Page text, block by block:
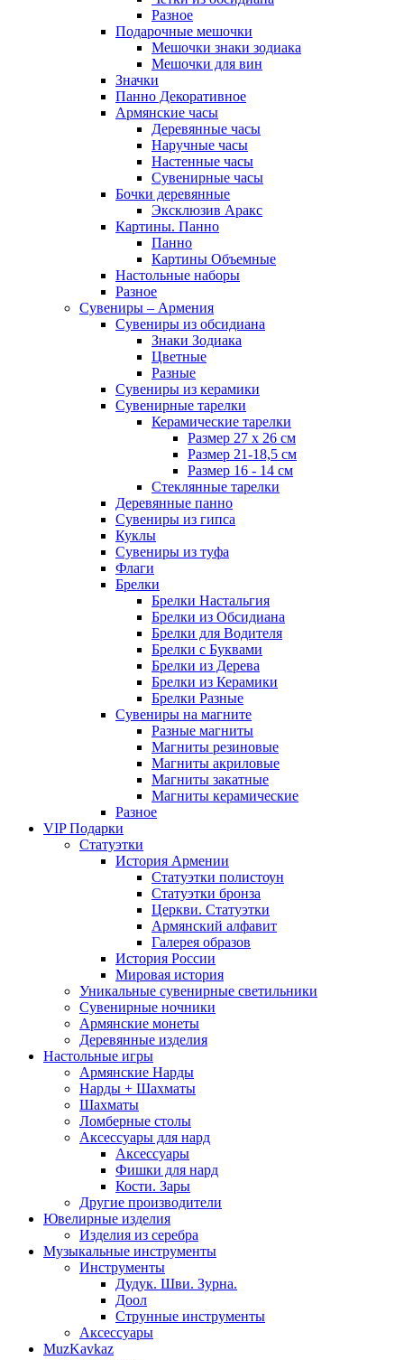
Разное
Подарочные мешочки
Мешочки знаки зодиака
Мешочки для вин
Значки
Панно Декоративное
Армянские часы
Деревянные часы
Наручные часы
Настенные часы
Сувенирные часы
Бочки деревянные
Эксклюзив Аракс
Картины. Панно
Панно
Картины Объемные
Настольные наборы
Разное
Сувениры – Армения
Сувениры из обсидиана
Знаки Зодиака
Цветные
Разные
Сувениры из керамики
Сувенирные тарелки
Керамические тарелки
Размер 27 х 26 см
Размер 21-18,5 см
Размер 16 - 14 см
Стеклянные тарелки
Деревянные панно
Сувениры из гипса
Куклы
Сувениры из туфа
Флаги
Брелки
Брелки Настальгия
Брелки из Обсидиана
Брелки для Водителя
Брелки с Буквами
Брелки из Дерева
Брелки из Керамики
Брелки Разные
Сувениры на магните
Разные магниты
Магниты резиновые
Магниты акриловые
Магниты закатные
Магниты керамические
Разное
VIP Подарки
Статуэтки
История Армении
Статуэтки полистоун
Статуэтки бронза
Церкви. Статуэтки
Армянский алфавит
Галерея образов
История России
Мировая история
Уникальные сувенирные светильники
Сувенирные ночники
Армянские монеты
Деревянные изделия
Настольные игры
Армянские Нарды
Нарды + Шахматы
Шахматы
Ломберные столы
Аксессуары для нард
Аксессуары
Фишки для нард
Кости. Зары
Другие производители
Ювелирные изделия
Изделия из серебра
Музыкальные инструменты
Инструменты
Дудук. Шви. Зурна.
Доол
Струнные инструменты
Аксессуары
MuzKavkaz